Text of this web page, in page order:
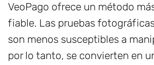
VeoPago ofrece un método
fiable. Las pruebas
son menos susceptibles a
por lo tanto, se convierten en